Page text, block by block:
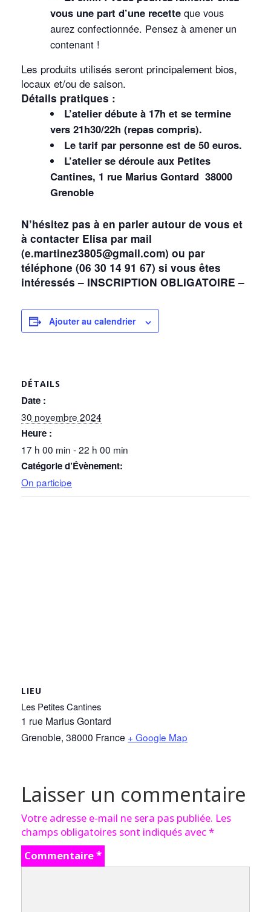
vous une part d’une recette que vous
aurez confectionnée. Pensez à amener un
contenant !
Les produits utilisés seront principalement bios,
locaux et/ou de saison.
Détails pratiques :
L’atelier débute à 17h et se termine
vers 21h30/22h (repas compris).
Le tarif par personne est de 50 euros.
L’atelier se déroule aux Petites
Cantines, 1 rue Marius Gontard 38000
Grenoble
N’hésitez pas à en parler autour de vous et
à contacter Elisa par mail
(e.martinez3805@gmail.com) ou par
téléphone (06 30 14 91 67) si vous êtes
intéressés – INSCRIPTION OBLIGATOIRE –
Ajouter au calendrier
DÉTAILS
Date :
30 novembre 2024
Heure :
17 h 00 min - 22 h 00 min
Catégorie d’Évènement:
On participe
LIEU
Les Petites Cantines
1 rue Marius Gontard
Grenoble, 38000 France + Google Map
Laisser un commentaire
Votre adresse e-mail ne sera pas publiée. Les
champs obligatoires sont indiqués avec*
Commentaire*